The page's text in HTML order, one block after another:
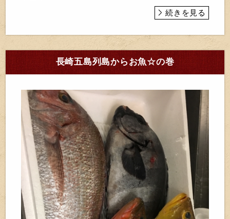
続きを見る
長崎五島列島からお魚☆の巻